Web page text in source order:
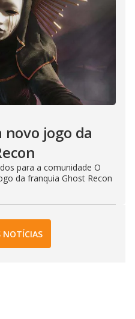
jogo da
para a comunidade O
da franquia Ghost Recon
NOTÍCIAS